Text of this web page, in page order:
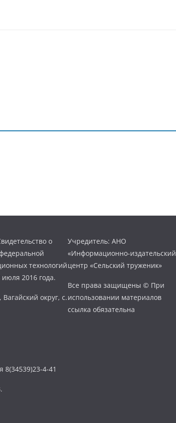
о
технологий
2016 года.
округ, с.
8(34539)23-4-41
Учредитель: АНО
«Информационно-издательский
центр «Сельский труженик»
Все права защищены © При
использовании материалов
ссылка обязательна